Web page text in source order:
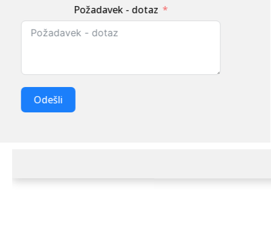
Požadavek - dotaz
Odešli